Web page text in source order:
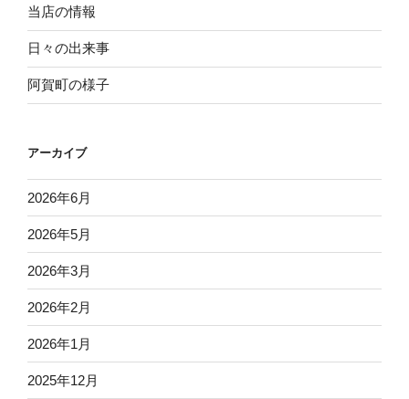
ー
シ
ョ
ン
当店の情報
日々の出来事
阿賀町の様子
アーカイブ
2026年6月
2026年5月
2026年3月
2026年2月
2026年1月
2025年12月